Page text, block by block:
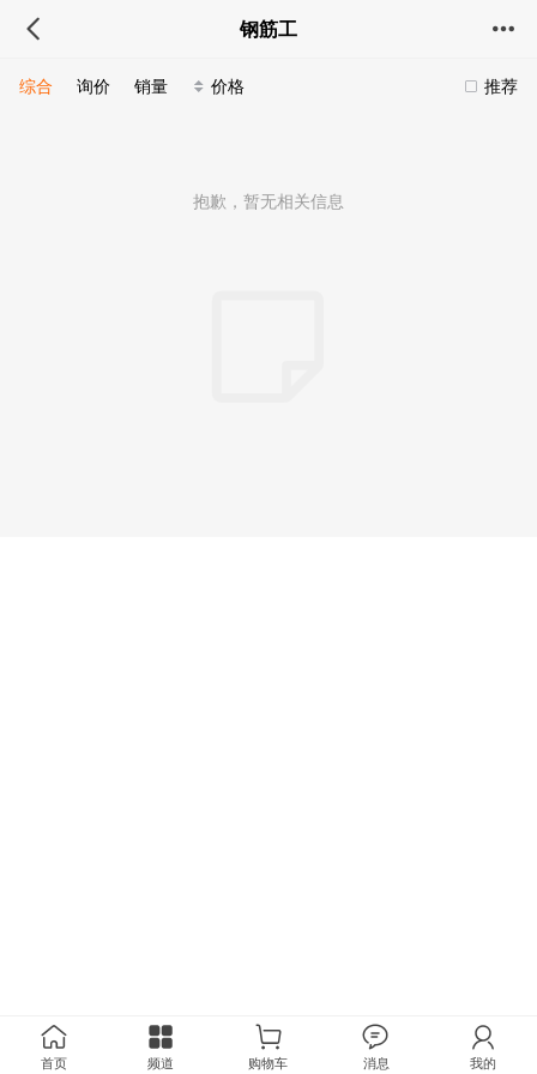
钢筋工
推荐
综合 询价 销量 价格
抱歉，暂无相关信息
首页 频道 购物车 消息 我的